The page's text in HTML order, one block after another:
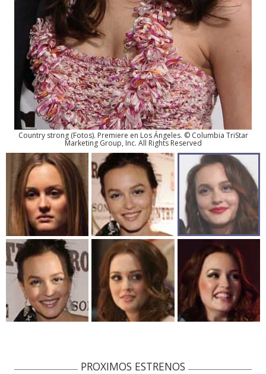
Country strong(Fotos). Premiere en Los Ángeles. © Columbia TriStar
Marketing Group, Inc. All Rights Reserved
PROXIMOS ESTRENOS